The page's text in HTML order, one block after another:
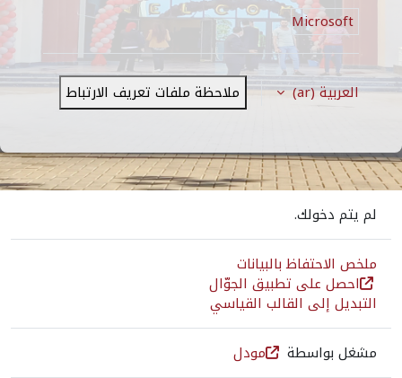
العربية ‎(ar)‎ ملاحظة ملفات تعريف الارتباط
لم يتم دخولك.
ملخص الاحتفاظ بالبيانات
احصل على تطبيق الجوّال
التبديل إلى القالب القياسي
مشغل بواسطة
مودل